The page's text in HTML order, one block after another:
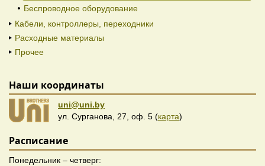
Беспроводное оборудование
Кабели, контроллеры, переходники
Расходные материалы
Прочее
Наши координаты
uni@uni.by
ул. Сурганова, 27, оф. 5 (карта)
Расписание
Понедельник – четверг: